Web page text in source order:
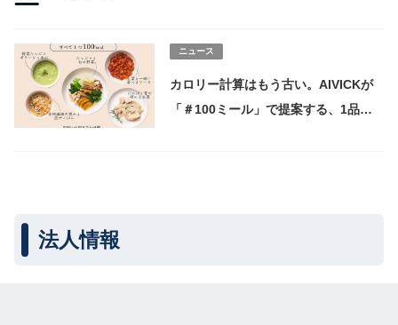
ニュース
カロリー計算はもう古い。AIVICKが
「＃100ミール」で提案する、1品
法人情報